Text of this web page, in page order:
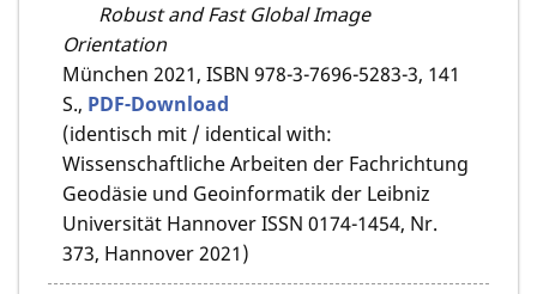
Robust and Fast Global Image
Orientation
München 2021, ISBN 978-3-7696-5283-3, 141
S., PDF-Download
(identisch mit / identical with:
Wissenschaftliche Arbeiten der Fachrichtung
Geodäsie und Geoinformatik der Leibniz
Universität Hannover ISSN 0174-1454, Nr.
373, Hannover 2021)